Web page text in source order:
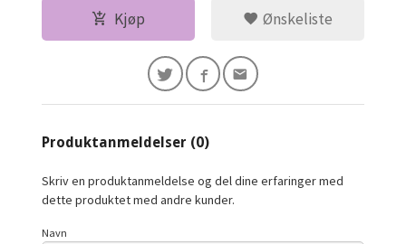
Kjøp Ønskeliste
Produktanmeldelser (0)
Skriv en produktanmeldelse og del dine erfaringer med
dette produktet med andre kunder.
Navn